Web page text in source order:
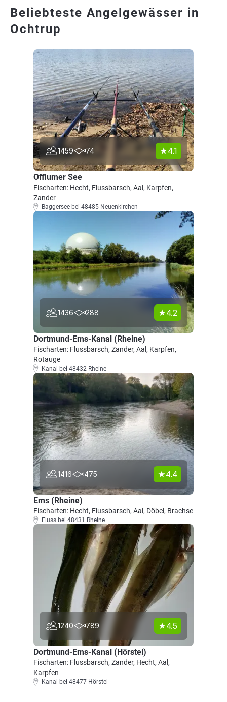
Beliebteste Angelgewässer in
Ochtrup
1459 74 4.1
Offlumer See
Fischarten: Hecht, Flussbarsch, Aal, Karpfen,
Zander
Baggersee bei 48485 Neuenkirchen
1436 288 4.2
Dortmund-Ems-Kanal (Rheine)
Fischarten: Flussbarsch, Zander, Aal, Karpfen,
Rotauge
Kanal bei 48432 Rheine
1416 475 4.4
Ems (Rheine)
Fischarten: Hecht, Flussbarsch, Aal, Döbel, Brachse
Fluss bei 48431 Rheine
1240 789 4.5
Dortmund-Ems-Kanal (Hörstel)
Fischarten: Flussbarsch, Zander, Hecht, Aal,
Karpfen
Kanal bei 48477 Hörstel